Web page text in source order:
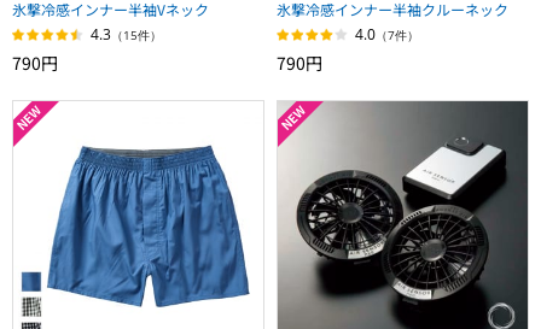
氷撃冷感インナー半袖Vネック
4.3 （15件）
790円
氷撃冷感インナー半袖クルーネック
4.0 （7件）
790円